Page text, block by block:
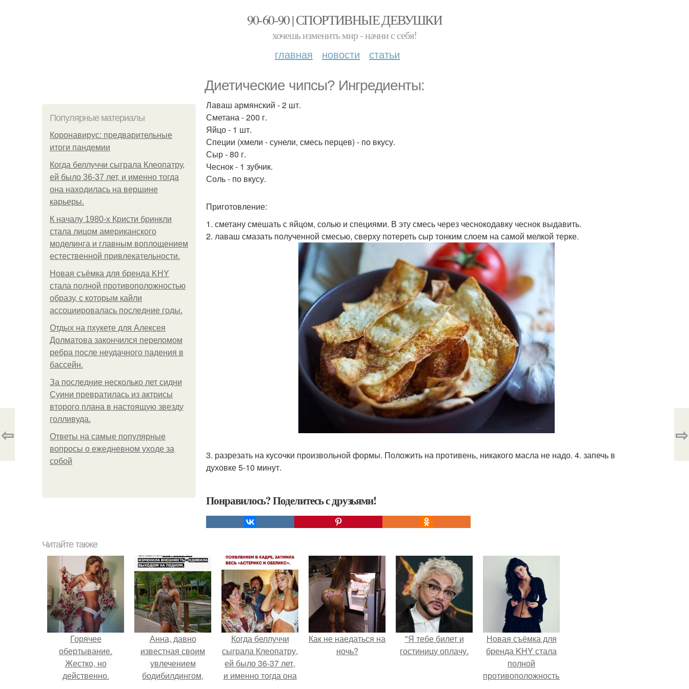
90-60-90 | СПОРТИВНЫЕ ДЕВУШКИ
хочешь изменить мир - начни с себя!
главная новости статьи
Диетические чипсы? Ингредиенты:
Популярные материалы
Коронавирус: предварительные
итоги пандемии
Когда беллуччи сыграла Клеопатру,
ей было 36-37 лет, и именно тогда
она находилась на вершине
карьеры.
К началу 1980-х Кристи бринкли
стала лицом американского
моделинга и главным воплощением
естественной привлекательности.
Новая съёмка для бренда KHY
стала полной противоположностью
образу, с которым кайли
ассоциировалась последние годы.
Отдых на пхукете для Алексея
Долматова закончился переломом
ребра после неудачного падения в
бассейн.
За последние несколько лет сидни
Суини превратилась из актрисы
второго плана в настоящую звезду
голливуда.
Ответы на самые популярные
вопросы о ежедневном уходе за
собой
Лаваш армянский - 2 шт.
Сметана - 200 г.
Яйцо - 1 шт.
Специи (хмели - сунели, смесь перцев) - по вкусу.
Сыр - 80 г.
Чеснок - 1 зубчик.
Соль - по вкусу.
Приготовление:
1. сметану смешать с яйцом, солью и специями. В эту смесь через чеснокодавку чеснок выдавить.
2. лаваш смазать полученной смесью, сверху потереть сыр тонким слоем на самой мелкой терке.
3. разрезать на кусочки произвольной формы. Положить на противень, никакого масла не надо. 4. запечь в
духовке 5-10 минут.
Понравилось? Поделитесь с друзьями!
⇦ ⇨
Читайте также
Горячее
обертывание.
Жестко, но
действенно.
Анна, давно
известная своим
увлечением
бодибилдингом,
Когда беллуччи
сыграла Клеопатру,
ей было 36-37 лет,
и именно тогда она
Как не наедаться на
ночь?
"Я тебе билет и
гостиницу оплачу.
Новая съёмка для
бренда KHY стала
полной
противоположностью